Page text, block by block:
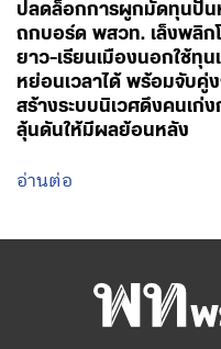
ปลดล็อกการผูกมัดทุนปั้น
ถกบอร์ด พสวท. เล็งพลิก
ยาว-เรียนเมืองนอกใช้ทุ
หย่อนเวลาได้ พร้อมจับคู่
สร้างระบบนิเวศดึงคนเก่
ลุ้นดันให้มีผลย้อนหลัง
อ่านต่อ